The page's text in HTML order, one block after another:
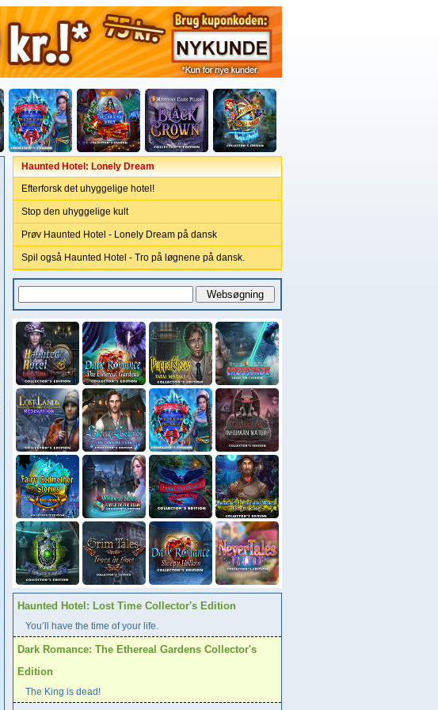
Haunted Hotel: Lonely Dream
Efterforsk det uhyggelige hotel!
Stop den uhyggelige kult
Prøv Haunted Hotel - Lonely Dream på dansk
Spil også Haunted Hotel - Tro på løgnene på dansk.
Haunted Hotel: Lost Time Collector's Edition
You’ll have the time of your life.
Dark Romance: The Ethereal Gardens Collector's
Edition
The King is dead!